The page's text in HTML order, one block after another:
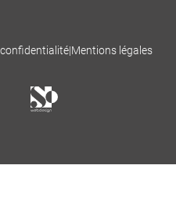
|Mentions légales